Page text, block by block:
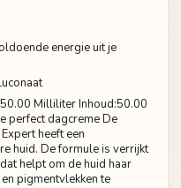
energie uit je
Milliliter Inhoud:50.00
perfect dagcreme De
heeft een
huid. De formule is verrijkt
helpt om de huid haar
pigmentvlekken te